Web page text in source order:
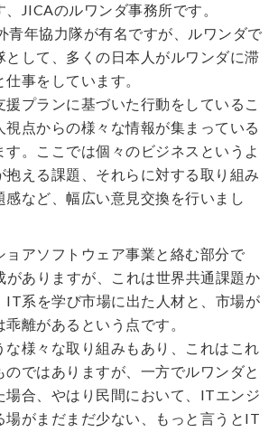
JICAのルワンダ事務所です。
青年協力隊が有名ですが、ルワンダで
として、多くの日本人がルワンダに滞
事をしています。
援プランに基づいた行動をしているこ
視点からの様々な情報が集まっている
す。ここでは個々のビジネスというよ
抱える課題、それらに対する取り組み
感など、幅広い意見交換を行いまし
ョアソフトウェア事業と絡む部分で
がありますが、これは世界共通課題か
IT系を学び市場に出た人材と、市場が
離があるという点です。
な様々な取り組みもあり、これはこれ
のではありますが、一方でルワンダと
場合、やはり民間において、ITエンジ
場がまだまだ少ない、もっと言うとIT